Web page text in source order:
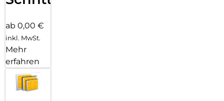
ab 0,00 €
inkl. MwSt.
Mehr
erfahren